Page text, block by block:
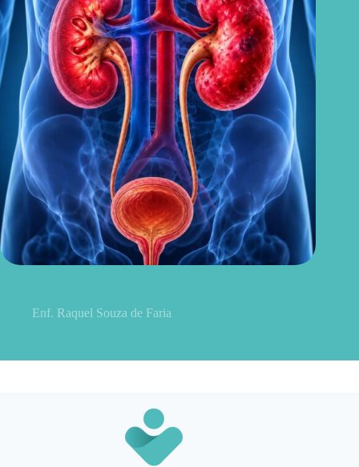
Enf. Raquel Souza de Faria